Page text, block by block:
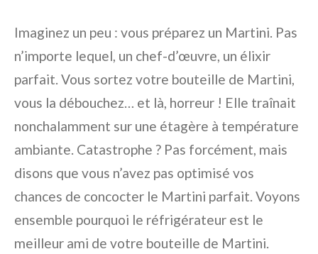
Imaginez un peu : vous préparez un Martini. Pas
n’importe lequel, un chef-d’œuvre, un élixir
parfait. Vous sortez votre bouteille de Martini,
vous la débouchez… et là, horreur ! Elle traînait
nonchalamment sur une étagère à température
ambiante. Catastrophe ? Pas forcément, mais
disons que vous n’avez pas optimisé vos
chances de concocter le Martini parfait. Voyons
ensemble pourquoi le réfrigérateur est le
meilleur ami de votre bouteille de Martini.